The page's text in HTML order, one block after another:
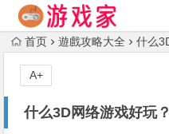
首页 遊戲攻略大全 什么
什么3D网络游戏好玩？
A+